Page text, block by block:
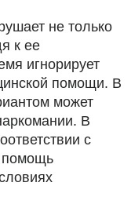
не только
к ее
игнорирует
помощи. В
может
В
с
помощь